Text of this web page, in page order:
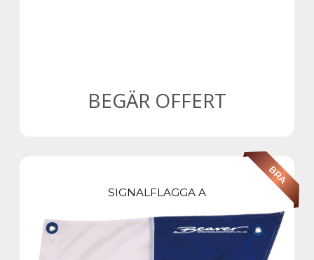
BEGÄR OFFERT
SIGNALFLAGGA A